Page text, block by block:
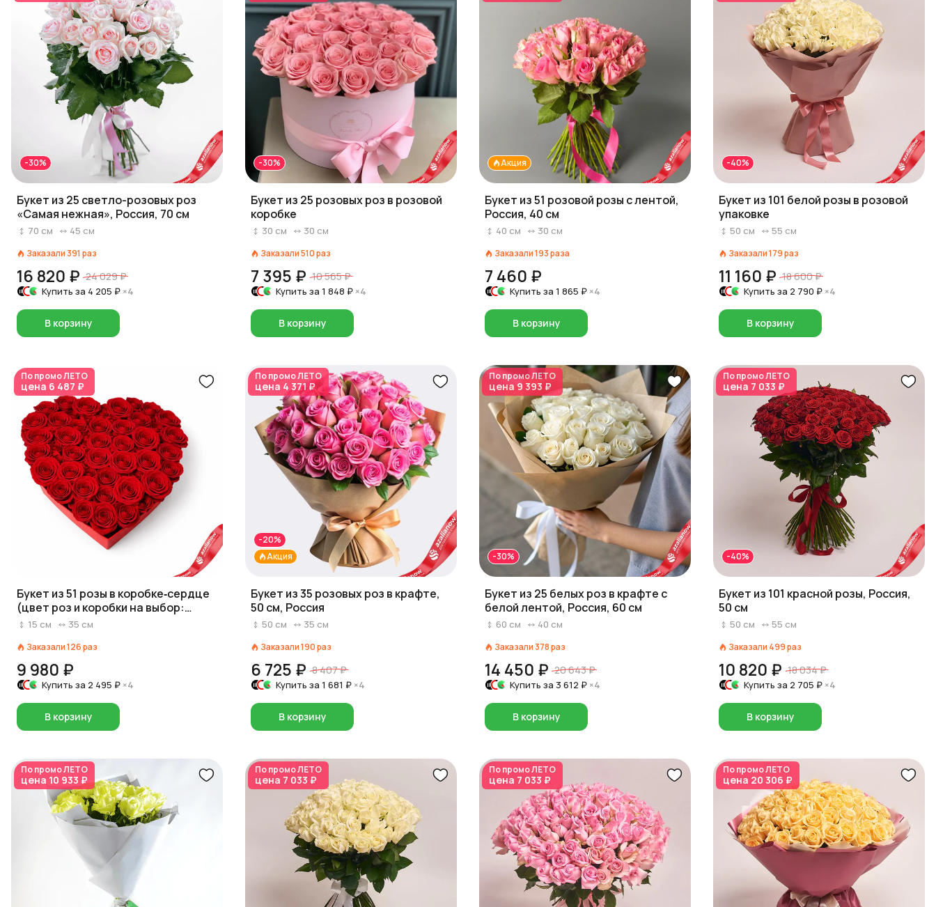
-30%
Букет из 25 светло-розовых роз
«Самая нежная», Россия, 70 см
70 см 45 см
Заказали 391 раз
16 820 ₽ 24 029 ₽
Купить за 4 205 ₽ ×4
В корзину
-30%
Букет из 25 розовых роз в розовой
коробке
30 см 30 см
Заказали510раз
7 395 ₽ 10 565 ₽
Купить за 1 848 ₽ ×4
В корзину
Акция
Букет из 51 розовой розы с лентой,
Россия, 40 см
40 см 30 см
Заказали193раза
7 460 ₽
Купить за 1 865 ₽ ×4
В корзину
-40%
Букет из 101 белой розы в розовой
упаковке
50 см 55 см
Заказали179раз
11 160 ₽ 18 600 ₽
Купить за 2 790 ₽ ×4
В корзину
По промоЛЕТО
цена 6 487 ₽
Букет из 51 розы в коробке‑сердце
(цвет роз и коробки на выбор:
красный/розовый/белый)
15 см 35 см
Заказали126раз
9 980 ₽
Купить за 2 495 ₽ ×4
В корзину
По промоЛЕТО
цена 4 371 ₽
Акция
-20%
Букет из 35 розовых роз в крафте,
50 см, Россия
50 см 35 см
Заказали190раз
6 725 ₽ 8 407 ₽
Купить за 1 681 ₽ ×4
В корзину
По промоЛЕТО
цена9 393 ₽
-30%
Букет из 25 белых роз в крафте с
белой лентой, Россия, 60 см
60 см 40 см
Заказали 378раз
14 450 ₽ 20 643 ₽
Купить за 3 612 ₽ ×4
В корзину
По промоЛЕТО
цена 7 033 ₽
-40%
Букет из 101 красной розы, Россия,
50 см
50 см 55 см
Заказали 499раз
10 820 ₽ 18 034 ₽
Купить за 2 705 ₽ ×4
В корзину
По промоЛЕТО
цена 10 933 ₽
По промоЛЕТО
цена 7 033 ₽
По промоЛЕТО
цена 7 033 ₽
По промоЛЕТО
цена 20 306 ₽